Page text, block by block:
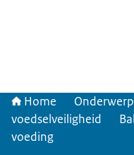
Home
voedselveiligheid
voeding